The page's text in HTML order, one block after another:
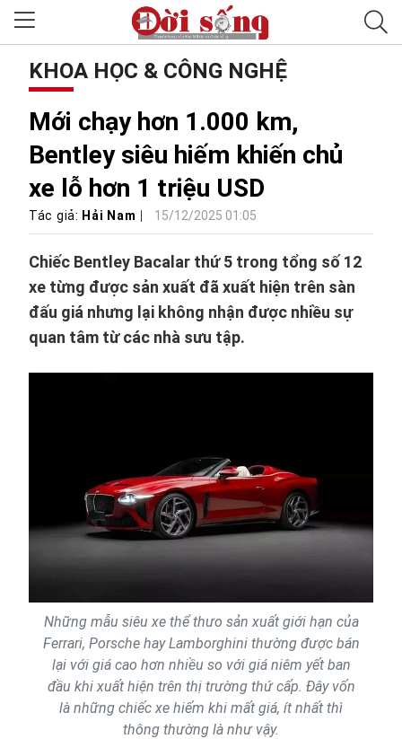
KHOA HỌC & CÔNG NGHỆ
Mới chạy hơn 1.000 km,
Bentley siêu hiếm khiến chủ
xe lỗ hơn 1 triệu USD
Tác giả: Hải Nam 15/12/2025 01:05
Chiếc Bentley Bacalar thứ 5 trong tổng số 12
xe từng được sản xuất đã xuất hiện trên sàn
đấu giá nhưng lại không nhận được nhiều sự
quan tâm từ các nhà sưu tập.
Những mẫu siêu xe thể thưo sản xuất giới hạn của
Ferrari, Porsche hay Lamborghini thường được bán
lại với giá cao hơn nhiều so với giá niêm yết ban
đầu khi xuất hiện trên thị trường thứ cấp. Đây vốn
là những chiếc xe hiếm khi mất giá, ít nhất thì
thông thường là như vậy.